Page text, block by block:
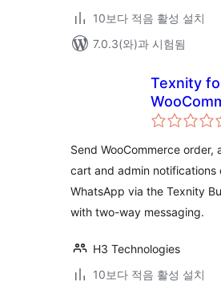
10보다 적음 활성 설치
7.0.3(와)과 시험됨
Texnity
Send WooCommerce order,
cart and admin notifications
WhatsApp via the Texnity
with two-way messaging.
H3 Technologies
10보다 적음 활성 설치